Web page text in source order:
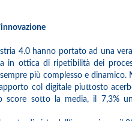
4.0 hanno portato ad una
in ottica di ripetibilità dei
più complesso e
col digitale piuttosto
score sotto la media, il 7,3%